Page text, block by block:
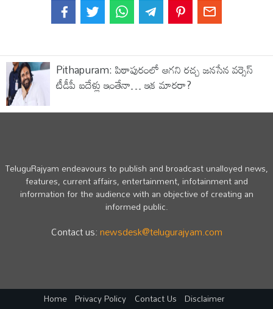
Pithapuram: పిఠాపురంలో ఆగని రచ్చ జనసేన వర్సెస్
టీడీపీ ఐదేళ్లు ఇంతేనా… ఇక మారరా?
TeluguRajyam endeavours to publish and broadcast unalloyed news,
features, current affairs, entertainment, infotainment and
information for the audience with an objective of creating an
informed public.
Contact us:newsdesk@telugurajyam.com
Home Privacy Policy Contact Us Disclaimer